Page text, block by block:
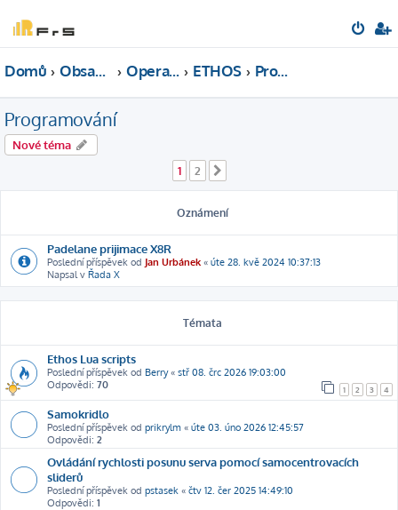
Domů Obsah fóra Operační systémy ETHOS Programování
Programování
Nové téma
1
2
Oznámení
Padelane prijimace X8R
Poslední příspěvek od Jan Urbánek « úte 28. kvě 2024 10:37:13
Napsal v Řada X
Témata
Ethos Lua scripts
Poslední příspěvek od Berry« stř 08. črc 2026 19:03:00
Odpovědi: 70 1 2 3 4
Samokridlo
Poslední příspěvek od prikrylm « úte 03. úno 2026 12:45:57
Odpovědi: 2
Ovládání rychlosti posunu serva pomocí samocentrovacích
sliderů
Poslední příspěvek od pstasek « čtv 12. čer 2025 14:49:10
Odpovědi: 1